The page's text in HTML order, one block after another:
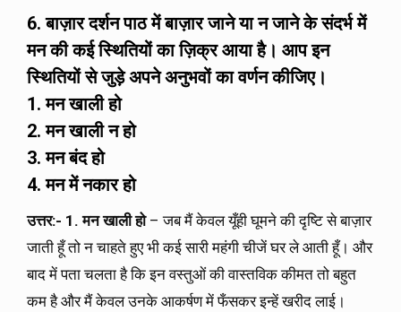
6. बाज़ार दर्शन पाठ में बाज़ार जाने या न जाने के संदर्भ में
मन की कई स्थितियों का ज़िक्र आया है। आप इन
स्थितियों से जुड़े अपने अनुभवों का वर्णन कीजिए।
1.मन खाली हो
2.मन खाली न हो
3.मन बंद हो
4.मन में नकार हो
उत्तर:- 1. मन खाली हो– जब मैं केवल यूँही घूमने की दृष्टि से बाज़ार
जाती हूँ तो न चाहते हुए भी कई सारी महंगी चीजें घर ले आती हूँ। और
बाद में पता चलता है कि इन वस्तुओं की वास्तविक कीमत तो बहुत
कम है और मैं केवल उनके आकर्षण में फँसकर इन्हें खरीद लाई।